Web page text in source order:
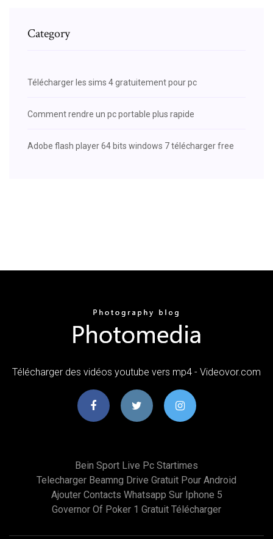
Category
Télécharger les sims 4 gratuitement pour pc
Comment rendre un pc portable plus rapide
Adobe flash player 64 bits windows 7 télécharger free
Télécharger des vidéos youtube vers mp4 - Videovor.com
Bein Sport Live Pc Startimes
Telecharger Beamng Drive Gratuit Pour Android
Ajouter Contacts Whatsapp Sur Iphone 5
Governor Of Poker 1 Gratuit Télécharger